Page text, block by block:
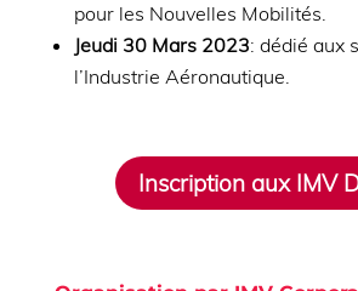
pour les Nouvelles Mobilités.
Jeudi 30 Mars 2023: dédié aux
l’Industrie Aéronautique.
Inscription aux IMV